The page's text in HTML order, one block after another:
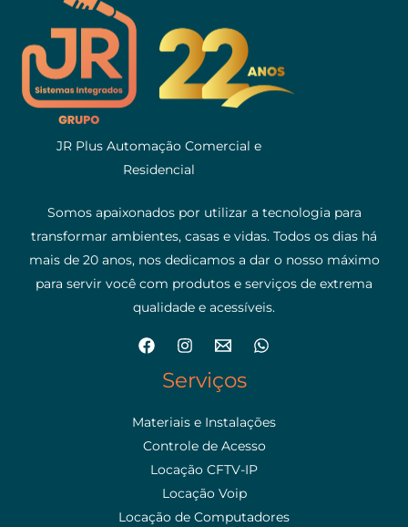
JR Plus Automação Comercial e
Residencial
Somos apaixonados por utilizar a tecnologia para
transformar ambientes, casas e vidas. Todos os dias há
mais de 20 anos, nos dedicamos a dar o nosso máximo
para servir você com produtos e serviços de extrema
qualidade e acessíveis.
Serviços
Materiais e Instalações
Controle de Acesso
Locação CFTV-IP
Locação Voip
Locação de Computadores